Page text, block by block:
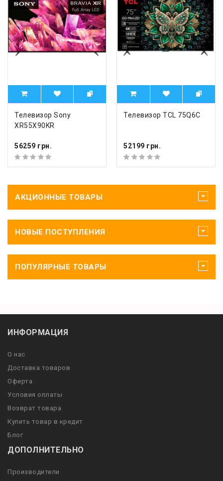
Телевизор Sony
XR55X90KR
56259 грн.
Телевизор TCL 75Q6C
52199 грн.
АКЦИОННЫЕ ТОВАРЫ
НОВЫЕ ПОСТУПЛЕНИЯ
ПОПУЛЯРНЫЕ ТОВАРЫ
ИНФОРМАЦИЯ
О нас
Доставка товаров
Оферта
Условия оплаты
Возврат товара
Купить товар в кредит
Блог
ДОПОЛНИТЕЛЬНО
Производители